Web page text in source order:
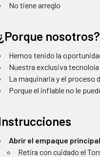
No tiene arreglo
nosotros?
Hemos tenido la
Nuestra exclusiva
La maquinaria y el
Porque el inflable no le
Abrir el empaque
Retira con cuidado el